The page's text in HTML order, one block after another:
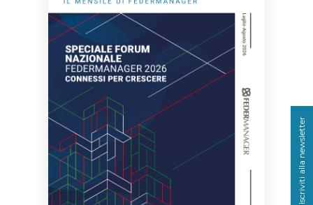
Iscriviti alla newsletter